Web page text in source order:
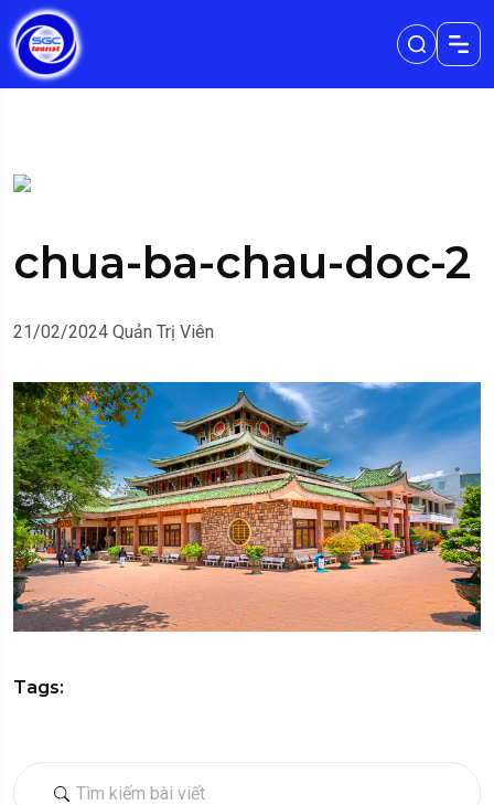
chua-ba-chau-doc-2
21/02/2024 Quản Trị Viên
Tags: